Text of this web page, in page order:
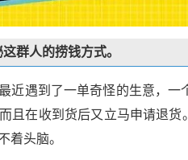
群人的捞钱方式。
近遇到了一单奇怪的生意，一
且在收到货后又立马申请退
着头脑。